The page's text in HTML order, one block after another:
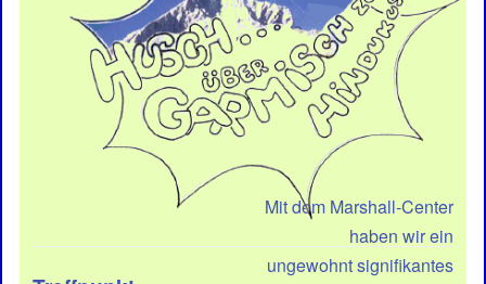
Mit dem Marshall-Center
haben wir ein
ungewohnt signifikantes